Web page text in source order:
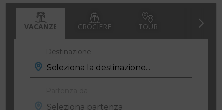
VACANZE CROCIERE TOUR
Destinazione